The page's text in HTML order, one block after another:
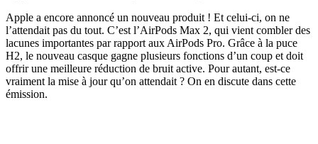
Apple a encore annoncé un nouveau produit ! Et celui-ci, on ne
l’attendait pas du tout. C’est l’AirPods Max 2, qui vient combler des
lacunes importantes par rapport aux AirPods Pro. Grâce à la puce
H2, le nouveau casque gagne plusieurs fonctions d’un coup et doit
offrir une meilleure réduction de bruit active. Pour autant, est-ce
vraiment la mise à jour qu’on attendait ? On en discute dans cette
émission.